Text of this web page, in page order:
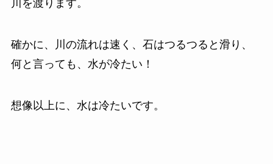
川を渡ります。
確かに、川の流れは速く、石はつるつると滑り、
何と言っても、水が冷たい！
想像以上に、水は冷たいです。